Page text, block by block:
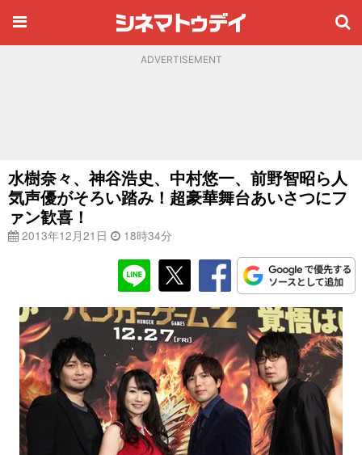
ADVERTISEMENT
水樹奈々、神谷浩史、中村悠一、前野智昭ら人
気声優がそろい踏み！超豪華舞台あいさつにフ
ァン歓喜！
2013年12月21日 18時34分